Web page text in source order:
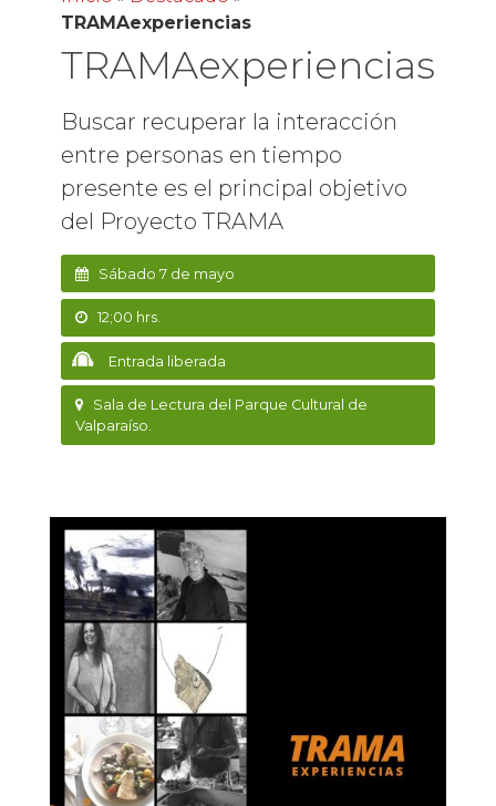
TRAMAexperiencias
TRAMAexperiencias
Buscar recuperar la interacción
entre personas en tiempo
presente es el principal objetivo
del Proyecto TRAMA
Sábado 7 de mayo
12;00 hrs.
Entrada liberada
Sala de Lectura del Parque Cultural de
Valparaíso.